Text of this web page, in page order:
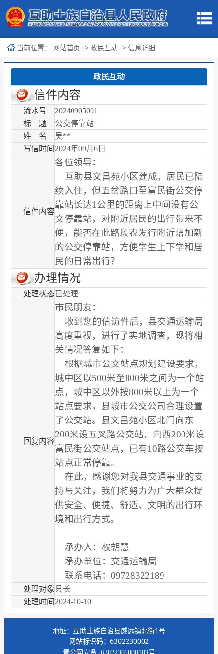
当前位置： 网站首页 -> 政民互动 -> 信息详细
政民互动
信件内容
流水号
20240905001
标 题
公交停靠站
姓 名
吴**
写信时间 2024年09月6日
信件内容
各位领导：
互助县文昌苑小区建成，居民已陆
续入住，但五岔路口至富民街公交停
靠站长达1公里的距离上中间没有公
交停靠站，对附近居民的出行带来不
便，能否在此路段农发行附近增加新
的公交停靠站，方便学生上下学和居
民的日常岀行？
办理情况
处理状态已处理
回复内容
市民朋友：
收到您的信访件后，县交通运输局
高度重视，进行了实地调查，现将相
关情况答复如下：
根据城市公交站点规划建设要求，
城中区以500米至800米之间为一个站
点，城中区以外按800米以上为一个
站点要求，县城市公交公司合理设置
了公交站。县文昌苑小区北门向东
200米设五叉路公交站，向西200米设
富民街公交站点，已有10路公交车按
站点正常停靠。
在此，感谢您对我县交通事业的支
持与关注，我们将努力为广大群众提
供安全、便捷、舒适、文明的出行环
境和出行方式。
承办人：权朝慧
承办单位：交通运输局
联系电话：09728322189
处理对象 县长
处理时间 2024-10-10
地址：互助土族自治县威远镇北街1号
网站标识码：6302230002
青公网安备63022302000103号